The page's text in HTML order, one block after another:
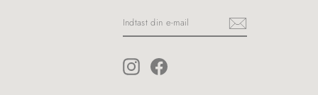
DIN
E-
InstagramFacebook